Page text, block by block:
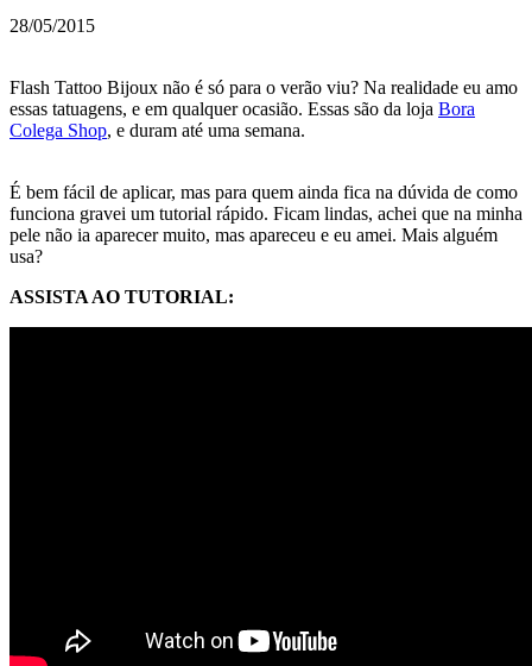
28/05/2015
Flash Tattoo Bijoux não é só para o verão viu? Na realidade eu amo
essas tatuagens, e em qualquer ocasião. Essas são da loja Bora
Colega Shop, e duram até uma semana.
É bem fácil de aplicar, mas para quem ainda fica na dúvida de como
funciona gravei um tutorial rápido. Ficam lindas, achei que na minha
pele não ia aparecer muito, mas apareceu e eu amei. Mais alguém
usa?
ASSISTA AO TUTORIAL: